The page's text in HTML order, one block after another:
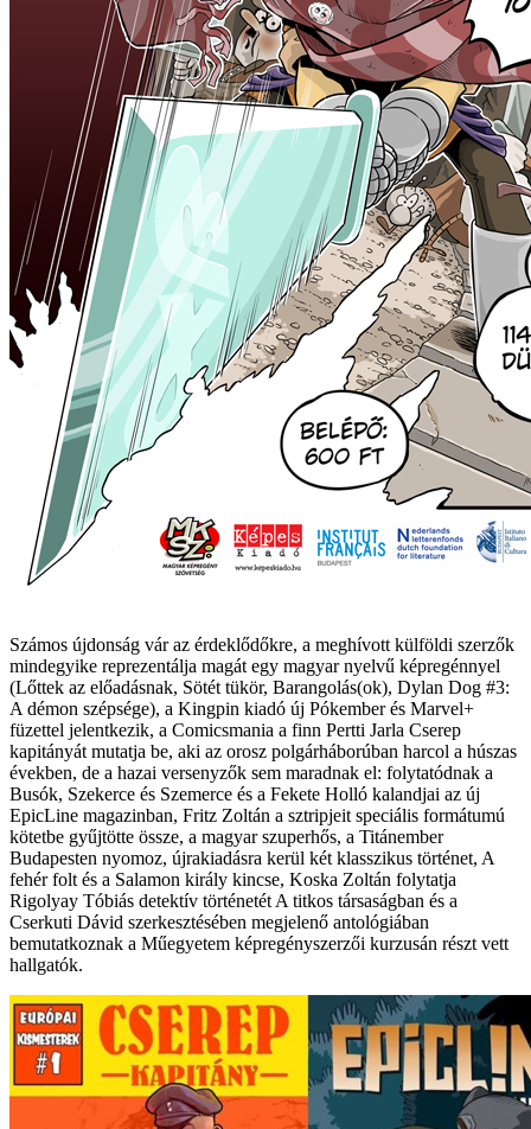
Számos újdonság vár az érdeklődőkre, a meghívott külföldi szerzők
mindegyike reprezentálja magát egy magyar nyelvű képregénnyel
(Lőttek az előadásnak, Sötét tükör, Barangolás(ok), Dylan Dog #3:
A démon szépsége), a Kingpin kiadó új Pókember és Marvel+
füzettel jelentkezik, a Comicsmania a finn Pertti Jarla Cserep
kapitányát mutatja be, aki az orosz polgárháborúban harcol a húszas
években, de a hazai versenyzők sem maradnak el: folytatódnak a
Busók, Szekerce és Szemerce és a Fekete Holló kalandjai az új
EpicLine magazinban, Fritz Zoltán a sztripjeit speciális formátumú
kötetbe gyűjtötte össze, a magyar szuperhős, a Titánember
Budapesten nyomoz, újrakiadásra kerül két klasszikus történet, A
fehér folt és a Salamon király kincse, Koska Zoltán folytatja
Rigolyay Tóbiás detektív történetét A titkos társaságban és a
Cserkuti Dávid szerkesztésében megjelenő antológiában
bemutatkoznak a Műegyetem képregényszerzői kurzusán részt vett
hallgatók.